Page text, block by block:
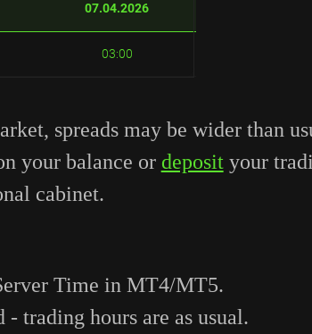
07.04.2026
03:00
spreads may be wider than
your balance or deposityour
cabinet.
Time in MT4/MT5.
- trading hours are as usual.